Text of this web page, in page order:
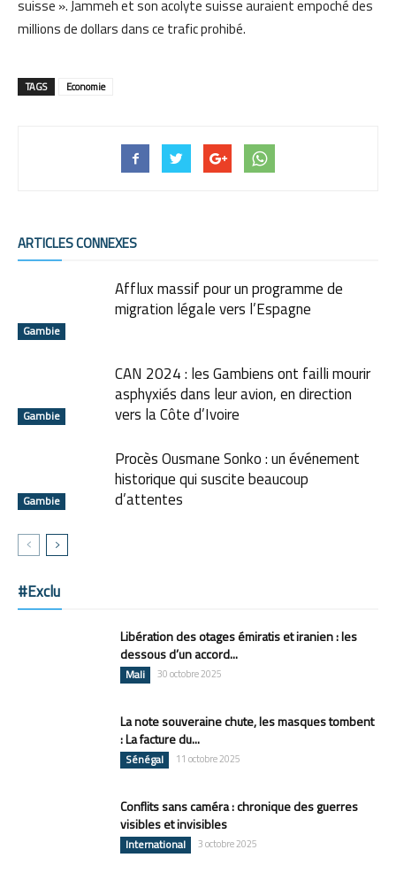
suisse ». Jammeh et son acolyte suisse auraient empoché des
millions de dollars dans ce trafic prohibé.
TAGS Economie
ARTICLES CONNEXES
Gambie
Afflux massif pour un programme de
migration légale vers l’Espagne
Gambie
CAN 2024 : les Gambiens ont failli mourir
asphyxiés dans leur avion, en direction
vers la Côte d’Ivoire
Gambie
Procès Ousmane Sonko : un événement
historique qui suscite beaucoup
d’attentes
#Exclu
Libération des otages émiratis et iranien : les
dessous d’un accord...
Mali 30 octobre 2025
La note souveraine chute, les masques tombent
: La facture du...
Sénégal 11 octobre 2025
Conflits sans caméra : chronique des guerres
visibles et invisibles
International 3 octobre 2025